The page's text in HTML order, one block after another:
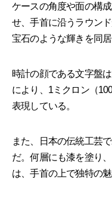
ケースの角度や面の構
せ、手首に沿うラウン
宝石のような輝きを同
時計の顔である文字盤
により、1ミクロン（
表現している。
また、日本の伝統工芸
だ。何層にも漆を塗り
は、手首の上で独特の魅